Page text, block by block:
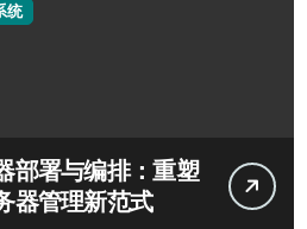
统
部署与编排：重塑
器管理新范式